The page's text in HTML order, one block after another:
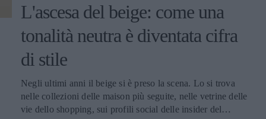
L'ascesa del beige: come una
tonalità neutra è diventata cifra
di stile
Negli ultimi anni il beige si è preso la scena. Lo si trova nelle collezioni delle maison più seguite, nelle vetrine delle vie dello shopping, sui profili social delle insider del settore e nei guardaroba delle donne che alla moda dedicano attenzione. È diventato il colore che racconta il momento, quello che torna ogni stagione con declinazioni sempre nuove e che oggi vive un'esposizione mediatica raramente vista in passato. Le ragioni di questa centralità si intrecciano. Il beige risponde perfettamente al gusto contemporaneo per l'eleganza misurata, fatta di toni desaturati e capi pensati per durare. Si adatta splendidamente nei contesti più diversi: in ufficio, a una cena, in un weekend fuori porta, mantenendo sempre lo stesso registro raffinato. E lavora benissimo davanti all'obiettivo, sotto qualunque tipo di luce, su qualunque tipo di sfondo urbano o naturale. Il risultato è che oggi parlare di moda femminile senza nominare il beige è praticamente impossibile. Cappotti, giacche, trench, pantaloni, maglie, accessori: la palette neutra ha colonizzato ogni categoria del guardaroba, con una versatilità che continua a sorprendere addette ai lavori e appassionate. Le mille sfumature di una tonalità solo apparentemente uniforme Dietro al beige si nasconde una gamma cromatica vastissima, fatta di sfumature che cambiano carattere a seconda di quanto pendono verso il caldo o verso il freddo, di quanto sono sature o desaturate, di quanto si avvicinano al bianco o si spingono verso il marrone. Quelle più calde - cammello, biscotto, tabacco, miele - evocano immediatamente comfort e ricchezza. Hanno una nota dorata che richiama i tessuti pregiati come il cashmere e la lana d'agnello, e nelle collezioni invernali fanno la parte del leone. Le si vede su cappotti dal taglio classico, su giacche dalla linea morbida, su maglie oversize pensate per i mesi freddi. Le sfumature fredde - greige, nude rosato, beige cinereo, taupe - raccontano un'altra storia. Sono più contemporanee e sono perfette su tagli netti e silhouette moderne. Hanno conquistato spazio nel gusto urbano delle grandi capitali della moda, da Copenaghen a Tokyo, dove vengono interpretate in chiave minimalista con linee rigorose e proporzioni studiate. Tra questi due poli si muovono i beige neutri, i veri jolly del guardaroba che si abbinano a tutto: ai grigi, ai blu, ai bianchi, ai colori accesi che vogliano un punto di calma. Sono le tonalità che ogni stylist tiene a portata di mano per bilanciare un look senza forzature. A ognuna la sua sfumatura Una delle ragioni del successo del beige è semplice: con la sfumatura giusta, sta bene davvero a tutte. La famiglia cromatica è così ampia che ogni tipo di carnagione trova la sua declinazione ideale - basta scegliere il sottotono adatto al colore della pelle, degli occhi e dei capelli. Le donne con pelle chiara e sottotono freddo trovano la loro dimensione nei greige, nei nude rosati e nei beige cinerei, che dialogano in modo naturale con incarnati tenui. Le pelli ambrate, olivastre o dorate si illuminano con i cammello, i biscotto e i tabacco, che esaltano il calore della carnagione. Le pelli medie con sottotono neutro hanno la fortuna di poter giocare con quasi tutte le sfumature della palette, dalle più chiare alle più sature. Un altro punto di forza è il rapporto con la luce. Sotto il sole estivo il beige si accende e diventa solare, sotto i cieli grigi invernali mantiene calore e presenza, alla luce artificiale degli ambienti chiusi resta sempre raffinato senza appiattirsi. Pochi colori conservano il proprio carattere in ogni condizione di illuminazione, e questa qualità rende il beige un alleato prezioso per le giornate fatte di molti cambi di scena. A questo si aggiunge la sua flessibilità: il beige si adatta a ogni ambiente, dal più formale al più rilassato. Sta bene in ufficio, in una riunione importante, a una cerimonia, a una cena tra amiche, a una passeggiata del sabato pomeriggio. Pochi colori coprono una gamma così ampia di occasioni mantenendo intatta la propria eleganza. Total beige: come indossarlo senza appiattirlo Tra le tendenze più forti degli ultimi anni c'è il total beige look, che consiste nel vestirsi interamente in sfumature della stessa famiglia cromatica, dal capospalla alle scarpe. Una formula che richiede attenzione per riuscire bene, ma che ben dosata regala risultati di grande raffinatezza. Il segreto sta nel giocare con sottotoni vicini ma diversi. Un pantalone color sabbia abbinato a una camicia écru e a un capospalla cammello dà molto più carattere di un look fatto di un'unica identica tonalità ripetuta dalla testa ai piedi. Le piccole variazioni cromatiche danno profondità all'insieme e impediscono l'effetto monotono. Determinante è anche il mix di materiali. Quando il colore è uniforme, sono le texture a fare la differenza: una camicia di seta sotto una giacca di lana, un pantalone di lino con un capospalla in cashmere, accessori in pelle che dialogano con maglie morbide. Il gioco delle superfici tattili è ciò che trasforma un total look beige da banale a sofisticato. Attenzione alla la regola del dettaglio che spezza. Una cintura in cuoio scuro, una collana dorata, un foulard con un accento più caldo o più freddo: piccoli scostamenti che danno ritmo al look e gli regalano carattere senza intaccare la coerenza cromatica. Un accessorio scelto bene fa la differenza tra un outfit elegante e un outfit memorabile. Dal lino estivo al cashmere invernale: una palette per tutto l'anno Una delle qualità più apprezzate del beige è la capacità di accompagnare il guardaroba lungo tutte le stagioni. In estate vive nei lini grezzi, nei cotoni leggeri e nelle sete fresche; in primavera e autunno passa ai twill, ai jersey strutturati e ai velluti; in inverno diventa protagonista delle materie nobili come cashmere, lana vergine, alpaca e mohair. Questa continuità ha cambiato il modo in cui molte donne pensano agli acquisti. Anziché ripartire da capo a ogni cambio di stagione, si ragiona per filoni cromatici che durano nel tempo: capi che dialogano tra loro mese dopo mese, accessori che stanno bene su outfit diversi, una palette che permette di mescolare gli investimenti fatti in momenti differenti dell'anno senza rotture stilistiche. I capispalla sono il terreno dove questa logica dà i risultati migliori. Un cappotto beige si adatta alle occasioni più diverse con una facilità che pochi altri capi possiedono: si presta a tagli classici e contemporanei, dialoga con qualunque palette del guardaroba sottostante, risalta l'eleganza di un completo formale come la vivacità di un look casual. La conferma di questa versatilità si può rintracciare guardando alle proposte di realtà consolidate come Cinzia Rocca, che hanno fatto della sartorialità italiana applicata al capospalla la propria firma: ogni cappotto beige da donna dell’azienda è pensato per durare nel tempo, grazie a tagli che restano attuali stagione dopo stagione e a lavorazioni che portano avanti la tradizione artigianale del Made in Italy. Il beige in passerella: una palette che valorizza il taglio Chi segue le sfilate sa che il beige ricorre con costanza in ogni stagione, dalle collezioni primavera-estate a quelle autunno-inverno. Non è una scelta casuale: la palette neutra valorizza il taglio del capo, mette in luce la qualità della lavorazione, fa emergere la pulizia delle linee senza che il colore rubi la scena. Quando un capo sfila in cammello chiaro o in sabbia, l'occhio coglie subito la forma: il volume delle spalle, la cadenza dei dettagli sartoriali, la cintura che disegna la vita, la lunghezza che dialoga con la figura. Il beige risulta una lente che porta in primo piano tutto il lavoro tecnico, e per questo i designer che vogliono far parlare la propria competenza scelgono spesso la palette neutra come terreno di esposizione del proprio savoir-faire. Anche la resa fotografica gioca un ruolo importante. Sotto le luci intense delle sfilate i toni beige restituiscono al meglio la materia: si vede la mano del tessuto, si percepisce il peso della lana o la leggerezza del lino, si distingue il cashmere dalla pura vergine. Gli scatti che escono dalle passerelle raccontano così la realtà del capo con un'onestà rara, e ogni uscita diventa un'occasione di comunicazione tecnica oltre che estetica. Vale infine il discorso delle uscite in serie. La palette neutra permette di mandare in scena interi blocchi di collezione fondati sulla coerenza cromatica: a quel punto sono il taglio, il volume e i piccoli scarti di sfumatura a fare la differenza tra un look e l'altro. Un linguaggio di sfilata raffinato che premia l'occhio attento e che funziona ugualmente bene nelle collezioni leggere della bella stagione come in quelle stratificate dei mesi freddi. Il beige come dichiarazione: meno rumore, più identità Il successo del beige racconta qualcosa di più ampio sul modo in cui le donne hanno deciso di vestirsi oggi. Racconta il superamento dell'estetica dei colori accesi a ogni costo, l'affermazione di un gusto che riconosce nell'eleganza discreta una forma di stile più matura, l'emergere di una moda che lavora per coerenza anziché per impatto immediato. Scegliere il beige significa anche scegliere un rapporto diverso con il calendario delle tendenze. Vuol dire prediligere una palette stabile che resta attuale a distanza di anni, capace di accompagnare il guardaroba lungo cicli di rinnovo molto più ampi di quelli imposti dalle collezioni stagionali. È una scelta da donna che sa cosa le piace, e che premia chi la fa con un guardaroba più funzionale, fatto di capi che si sostengono a vicenda. C'è infine una dimensione personale che merita attenzione. Quando il colore lavora in secondo piano, ciò che resta in primo piano è chi indossa il capo: il viso, il portamento, l'energia che ognuna porta con sé. Il beige restituisce centralità alla donna e le lascia definire il significato di ciò che indossa. In un'epoca in cui spesso il guardaroba urla per farsi n